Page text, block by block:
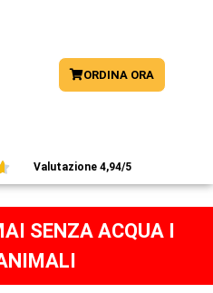
ORDINA ORA
Valutazione 4,94/5
SENZA ACQUA I